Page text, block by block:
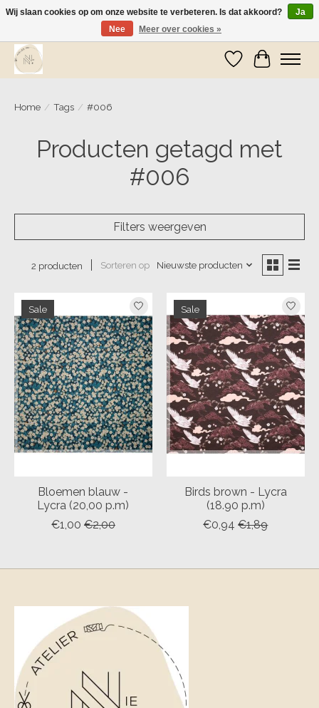
Wij zijn op vakantie! Vanaf zaterdag 9 mei worden er weer pakketjes verzonden
Verlanglijst
Home / Tags / #006
Producten getagd met
#006
Filters weergeven
2 producten Sorteren op Nieuwste producten
Sale
Bloemen blauw -
Lycra (20,00 p.m)
€1,00 €2,00
Sale
Birds brown - Lycra
(18.90 p.m)
€0,94 €1,89
Wij slaan cookies op om onze website te verbeteren. Is dat akkoord?
Ja
Nee
Meer over cookies »